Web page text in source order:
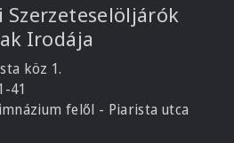
Szerzeteselöljárók
Irodája
köz 1.
41
felől - Piarista utca